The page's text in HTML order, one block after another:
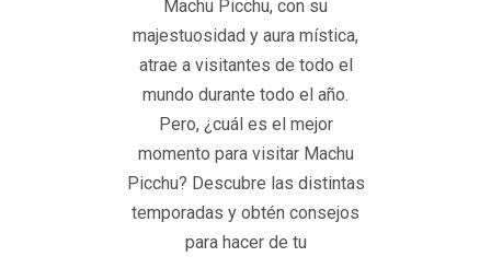
Machu Picchu, con su
majestuosidad y aura mística,
atrae a visitantes de todo el
mundo durante todo el año.
Pero, ¿cuál es el mejor
momento para visitar Machu
Picchu? Descubre las distintas
temporadas y obtén consejos
para hacer de tu